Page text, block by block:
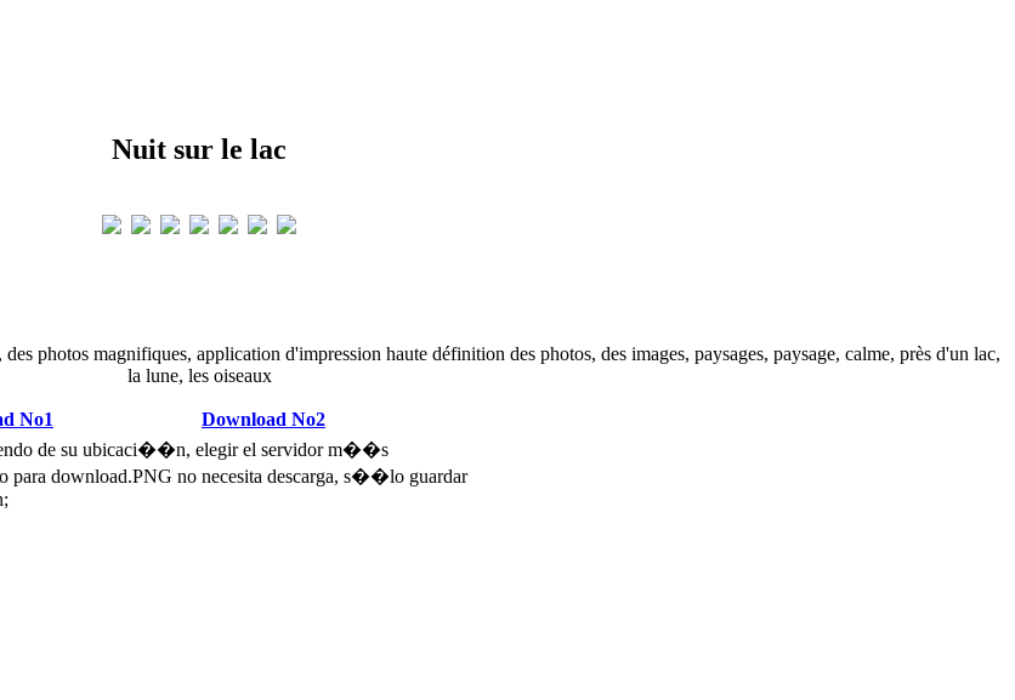
Nuit sur le lac
photos magnifiques, application d'impression haute définition des photos, des images, paysages, paysage, calme, près d'un lac,
la lune, les oiseaux
No1
Download No2
de su ubicaci��n, elegir el servidor m��s
download.PNG no necesita descarga, s��lo guardar